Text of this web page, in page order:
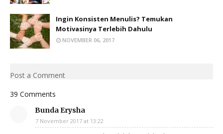
Ingin Konsisten Menulis? Temukan
Motivasinya Terlebih Dahulu
NOVEMBER 06, 2017
Post a Comment
39 Comments
Bunda Erysha
7 November 2017 at 13:22